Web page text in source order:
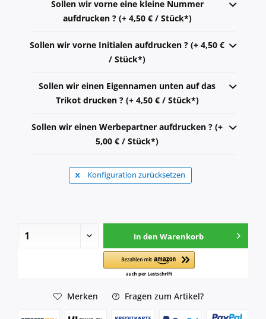
Sollen wir vorne eine kleine Nummer
aufdrucken ? (+ 4,50 € / Stück*)
Sollen wir vorne Initialen aufdrucken ? (+ 4,50 €
/ Stück*)
Sollen wir einen Eigennamen unten auf das
Trikot drucken ? (+ 4,50 € / Stück*)
Sollen wir einen Werbepartner aufdrucken ? (+
5,00 € / Stück*)
Konfiguration zurücksetzen
In den Warenkorb
Merken Fragen zum Artikel?